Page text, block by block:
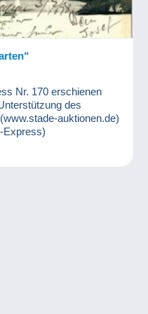
Nr. 170 erschienen
des
auktionen.de)
(Illu AK-Express)